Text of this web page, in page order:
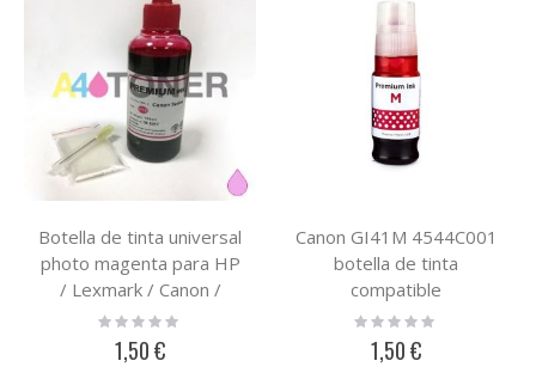
Botella de tinta universal
photo magenta para HP
/ Lexmark / Canon /
Brother photo magenta
100 ml
Rating:
1,50 €
Canon GI41M 4544C001
botella de tinta
compatible
Rating:
1,50 €